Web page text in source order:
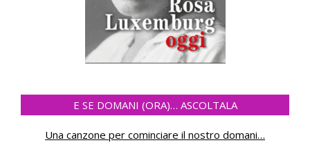
E SE DOMANI (ORA)… ASCOLTALA
Una canzone per cominciare il nostro domani…